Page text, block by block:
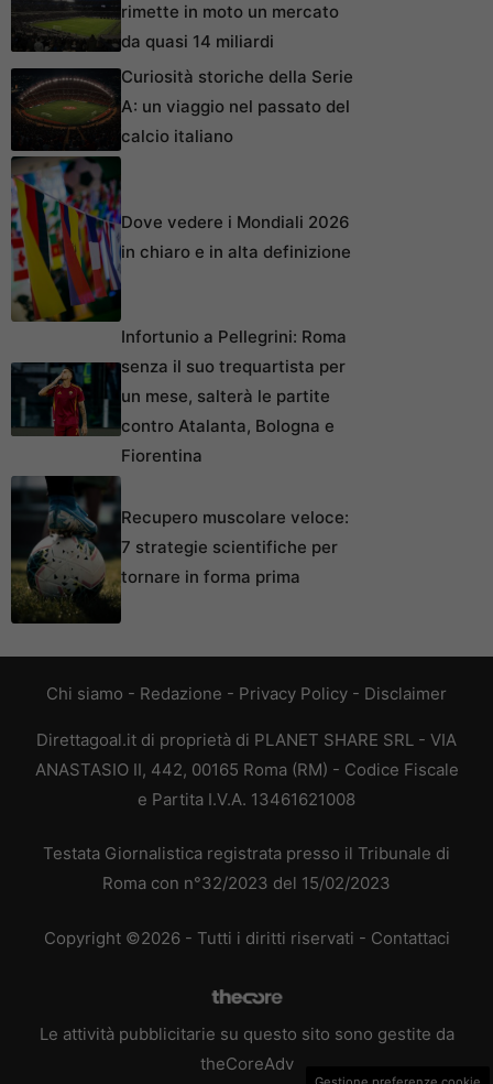
rimette in moto un mercato
da quasi 14 miliardi
Curiosità storiche della Serie
A: un viaggio nel passato del
calcio italiano
Dove vedere i Mondiali 2026
in chiaro e in alta definizione
Infortunio a Pellegrini: Roma
senza il suo trequartista per
un mese, salterà le partite
contro Atalanta, Bologna e
Fiorentina
Recupero muscolare veloce:
7 strategie scientifiche per
tornare in forma prima
Chi siamo - Redazione - Privacy Policy - Disclaimer
Direttagoal.it di proprietà di PLANET SHARE SRL - VIA
ANASTASIO II, 442, 00165 Roma (RM) - Codice Fiscale
e Partita I.V.A. 13461621008
Testata Giornalistica registrata presso il Tribunale di
Roma con n°32/2023 del 15/02/2023
Copyright ©2026 - Tutti i diritti riservati - Contattaci
Le attività pubblicitarie su questo sito sono gestite da
theCoreAdv